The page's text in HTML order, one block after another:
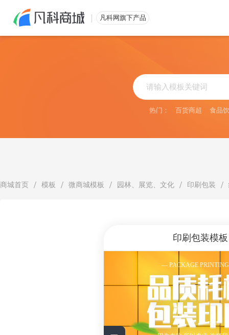
凡科网旗下产品
热门： 百货商超 食品
商城首页 / 模板 / 微商城模板 / 园林、展览、文化 / 印刷包装 /